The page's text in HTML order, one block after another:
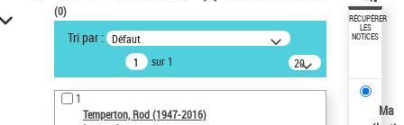
VOTRE RECHERCHE
Recherche avancée dans les
notices d’autorité
Œuvres liées à l'auteur :
Temperton, Rod (1947-2016)
(0)
Tri par : Défaut
sur 1
20
résultats/page
1
Temperton, Rod (1947-2016)
RÉCUPÉRER
LES
NOTICES
Ma